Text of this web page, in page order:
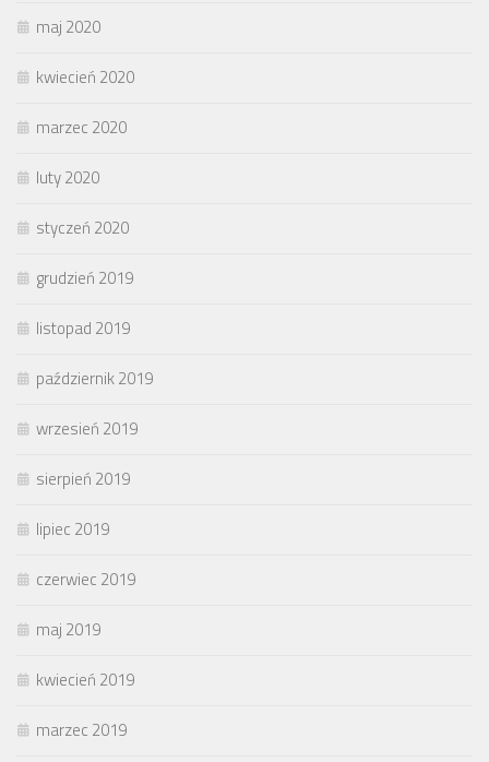
maj 2020
kwiecień 2020
marzec 2020
luty 2020
styczeń 2020
grudzień 2019
listopad 2019
październik 2019
wrzesień 2019
sierpień 2019
lipiec 2019
czerwiec 2019
maj 2019
kwiecień 2019
marzec 2019